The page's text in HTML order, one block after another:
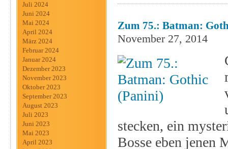
Juli 2024
Juni 2024
Mai 2024
April 2024
März 2024
Februar 2024
Januar 2024
Dezember 2023
November 2023
Oktober 2023
September 2023
August 2023
Juli 2023
Juni 2023
Mai 2023
April 2023
Zum 75.: Batman:
November 27, 2014
stecken, ein
Bosse eben jenen